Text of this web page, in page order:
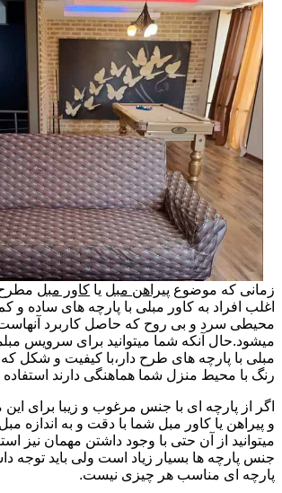
زمانی که موضوع پیراهن مبل یا کاور مبل
اغلب افراد به کاور مبلی با پارچه های ساده
محیطی سرد و بی روح که حاصل کاربرد
میشود.حال آنکه شما میتوانید برای سرویس
مبلی با پارچه های طرح دار،با کیفیت و شکل
رنگ با محیط منزل شما هماهنگی دارند استفاده
اگر از پارچه ای با جنس مرغوب و زیبا برای این
و پیراهن یا کاور مبل شما با دقت و به اندازه
میتوانید از آن حتی با وجود داشتن مهمان نیز
جنس پارچه ها بسیار زیاد است ولی باید توجه
پارچه ای مناسب هر چیزی نیست.